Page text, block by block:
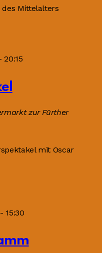
Mittelalters
20:15
zur Fürther
mit Oscar
- 15:30